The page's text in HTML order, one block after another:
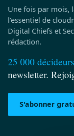
Une fois par mois,
l'essentiel de
Digital Chiefs et
rédaction.
25 000
newsletter.
S'abonner